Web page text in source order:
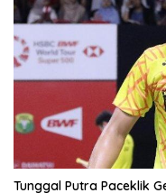
Tunggal Putra Paceklik